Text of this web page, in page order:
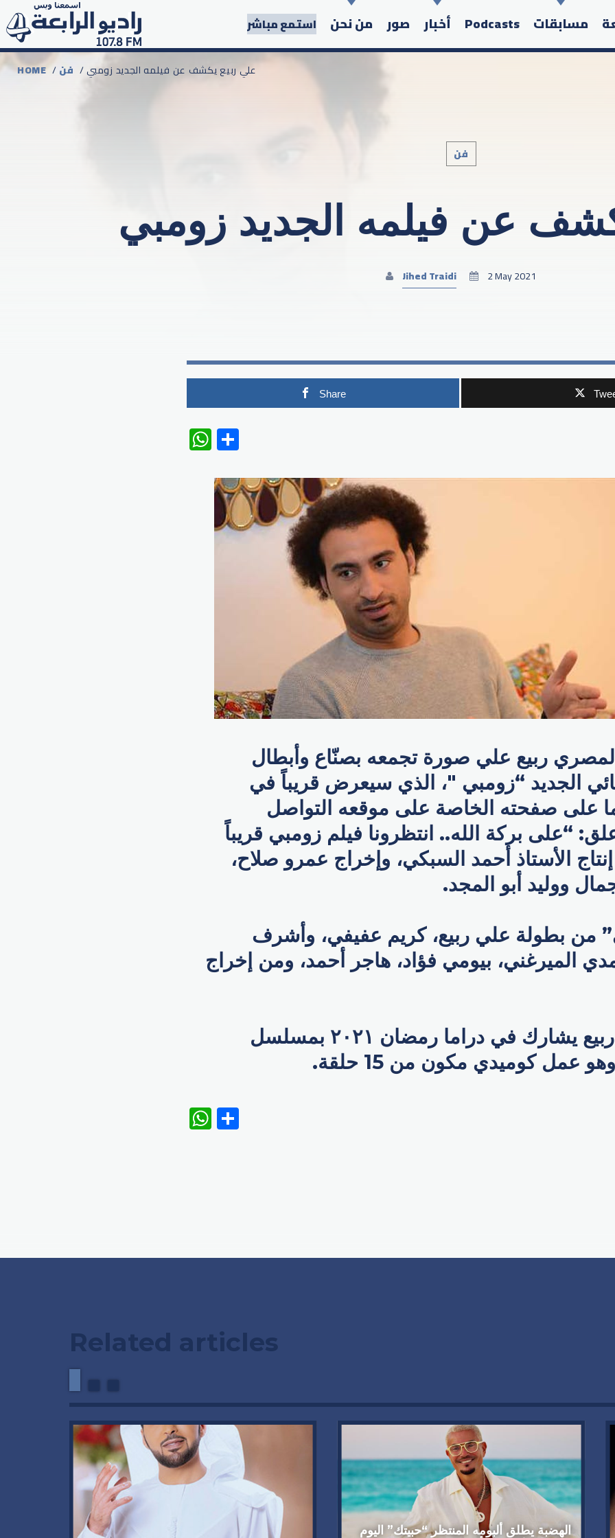
مسابقات Podcasts أخبار صور من نحن استمع مباشر
Search in the website:
HOME /فن / علي ربيع يكشف عن فيلمه الجديد زومبي
فن
عن فيلمه الجديد زومبي
Jihed Traidi 2 May 2021
Share
WhatsApp
​ربيع علي صورة تجمعه بصنّاع وأبطال
الجديد “زومبي "، الذي سيعرض قريباً في
على صفحته الخاصة على موقعه التواصل
“على بركة الله.. انتظرونا فيلم زومبي قريباً
الأستاذ ​أحمد السبكي، وإخراج عمرو صلاح،
ووليد أبو المجد.
من بطولة علي ربيع، كريم عفيفي، وأشرف
الميرغني، بيومي فؤاد، هاجر أحمد، ومن إخراج
يذكر أن علي ربيع يشارك في دراما رمضان ٢٠٢١ بمسلسل
عمل كوميدي مكون من 15 حلقة.
WhatsApp
Related articles
الهضبة يطلق ألبومه المنتظر “حبيتك” اليوم